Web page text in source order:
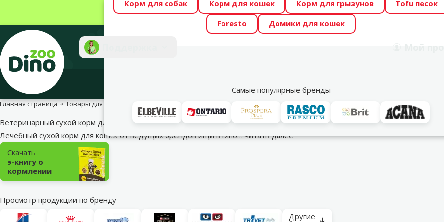
Весь месяц Dino Zoo предлагает отличные цены на ТОП-овые корма! 🍖
Фотоконкурс “GADA ŪSAIŅI”! Возможно Твой питомец станет звездой
Корм для собак Корм для кошек Корм для грызунов
Tofu песок
Foresto
Домики для кошек
Самые популярные бренды
Акции
Главная страница Товары для кошек Ветеринарная диета Ветеринарный сухой корм для кошек
Ветеринарный сухой корм для кошек
Лечебный сухой корм для кошек от ведущих брендов ищи в Dino…читать далее
Подкатегория
Скачать
э-книгу о
кормлении
Просмотр продукции по бренду
Другие